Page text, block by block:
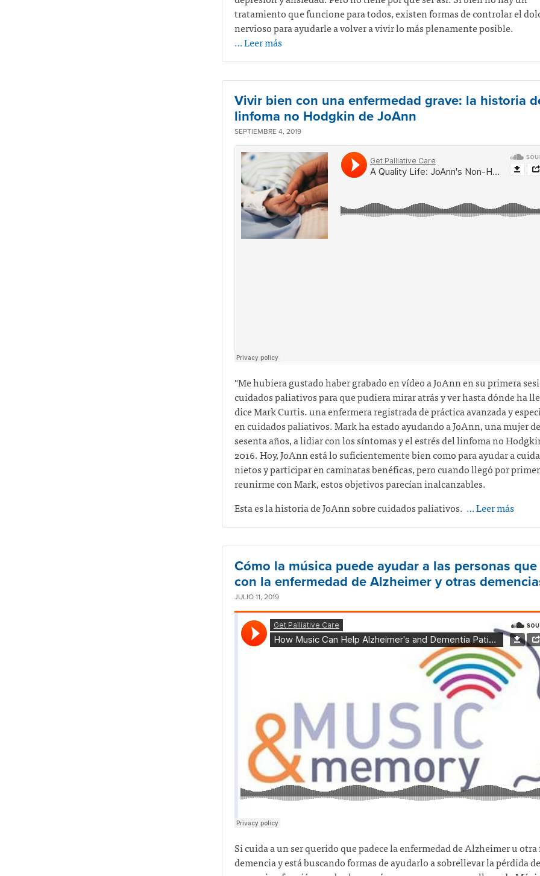
tratamiento que funcione para todos, existen formas de controlar el
nervioso para ayudarle a volver a vivir lo más plenamente posible.
… Leer más
Vivir bien con una enfermedad grave: la historia
linfoma no Hodgkin de JoAnn
SEPTIEMBRE 4, 2019
"Me hubiera gustado haber grabado en vídeo a JoAnn en su primera
cuidados paliativos para que pudiera mirar atrás y ver hasta dónde ha
dice Mark Curtis.una enfermera registrada de práctica avanzada y
en cuidados paliativos. Mark ha estado ayudando a JoAnn, una mujer
sesenta años, a lidiar con los síntomas y el estrés del linfoma no
2016. Hoy, JoAnn está lo suficientemente bien como para ayudar a
nietos y participar en caminatas benéficas, pero cuando llegó por
reunirme con Mark, estos objetivos parecían inalcanzables.
Esta es la historia de JoAnn sobre cuidados paliativos. … Leer más
Cómo la música puede ayudar a las personas
con la enfermedad de Alzheimer y otras
JULIO 11, 2019
Si cuida a un ser querido que padece la enfermedad de Alzheimer u otra
demencia y está buscando formas de ayudarlo a sobrellevar la pérdida de